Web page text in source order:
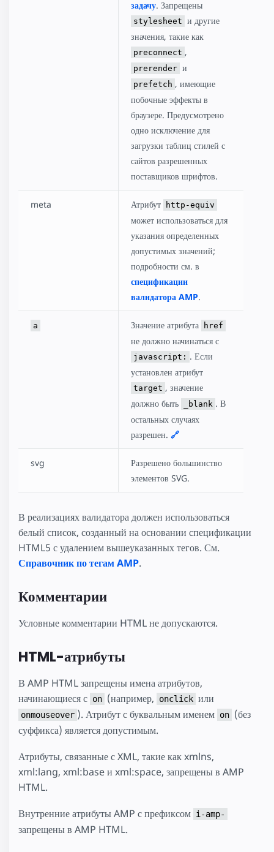
задачу. Запрещены
stylesheet и другие
значения, такие как
preconnect ,
prerender и
prefetch , имеющие
побочные эффекты в
браузере. Предусмотрено
одно исключение для
загрузки таблиц стилей с
сайтов разрешенных
поставщиков шрифтов.
meta Атрибут http-equiv
может использоваться для
указания определенных
допустимых значений;
подробности см. в
спецификации
валидатора AMP.
a Значение атрибута href
не должно начинаться с
javascript: . Если
установлен атрибут
target , значение
должно быть
_blank . В
остальных случаях
разрешен. 🔗
svg
Разрешено большинство
элементов SVG.
В реализациях валидатора должен использоваться
белый список, созданный на основании спецификации
HTML5 с удалением вышеуказанных тегов. См.
Справочник по тегам AMP.
Комментарии
Условные комментарии HTML не допускаются.
HTML-атрибуты
В AMP HTML запрещены имена атрибутов,
начинающиеся с on (например, onclick или
onmouseover ). Атрибут с буквальным именем on (без
суффикса) является допустимым.
Атрибуты, связанные с XML, такие как xmlns,
xml:lang, xml:base и xml:space, запрещены в AMP
HTML.
Внутренние атрибуты AMP с префиксом i-amp-
запрещены в AMP HTML.